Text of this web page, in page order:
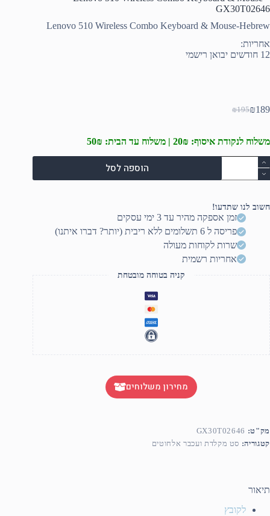
GX30T02646
Lenovo 510 Wireless Combo Keyboard & Mouse-Hebrew
אחריות:
12 חודשים יבואן רישמי
₪195
המחיר
היה:
₪195.
₪189 המחיר
הוא:
₪189.
משלוח לנקודת איסוף: 20₪ | משלוח עד הבית: 50₪
כמות
של
Lenovo
Wireless
Combo
Keyboard
Mouse
GX30T02646
הוספה לסל
חשוב לנו שתדעו!
זמן אספקה מהיר עד 3 ימי עסקים
פריסה ל 6 תשלומים ללא ריבית (יותר? דברו איתנו)
שרות לקוחות מעולה
אחריות רשמית
קניה בטוחה מובטחת
מחירון משלוחים
מק"ט: GX30T02646
קטגוריה: סט מקלדת ועכבר אלחוטים
תיאור
לקובץ